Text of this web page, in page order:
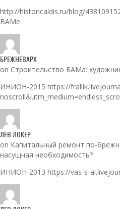
http://historicaldis.ru/blog/
BAMe
БРЕЖНЕВАРХ
on Строительство БАМа:
ИНИОН-2015 https://
ЛЕВ ЛОКЕР
on Капитальный ремонт по-
насущная необходимость?
ИНИОН-2013 https://vas-s-